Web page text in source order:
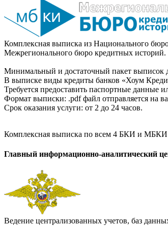
Комплексная выписка из Национального
Межрегионального бюро кредитных историй.
Минимальный и достаточный пакет выписок
В выписке виды кредиты банков «Хоум
Требуется предоставить паспортные данные
Формат выписки: .pdf файл отправляется на
Срок оказания услуги: от 2 до 24 часов.
Комплексная выписка по всем 4 БКИ и МБКИ
Главный информационно-аналитический
Ведение централизованных учетов, баз